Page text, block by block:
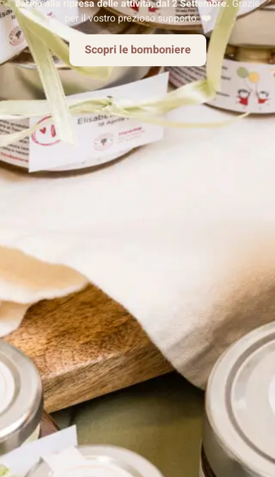
carico alla ripresa delle attività, dal 2 Settembre. Grazie
per il vostro prezioso supporto.❤️
Scopri le bomboniere